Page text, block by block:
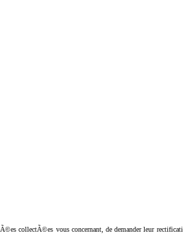
collectÃ©es vous concernant, de demander leur